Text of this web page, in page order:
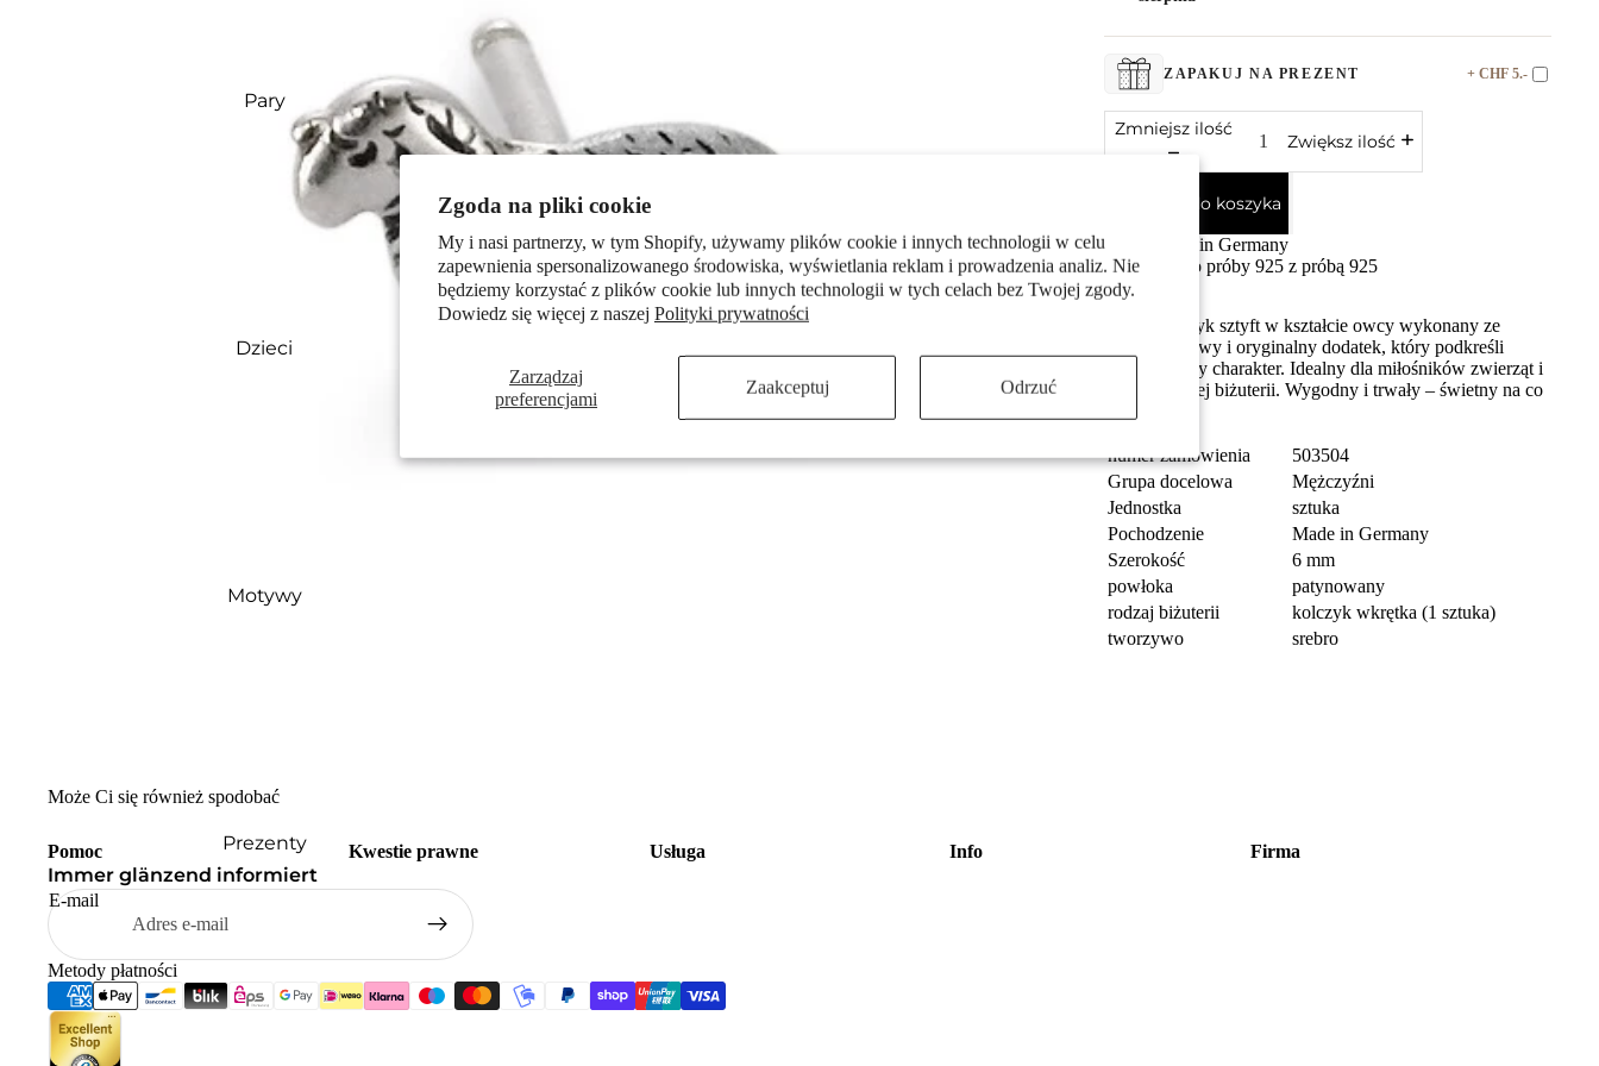
Zgoda na pliki cookie
My i nasi partnerzy, w tym Shopify, używamy plików cookie i innych technologii w celu
zapewnienia spersonalizowanego środowiska, wyświetlania reklam i prowadzenia analiz. Nie
będziemy korzystać z plików cookie lub innych technologii w tych celach bez Twojej zgody.
Dowiedz się więcej z naszej Polityki prywatności
Zarządzaj
preferencjami
Zaakceptuj Odrzuć
Pary
Dzieci
Motywy
Prezenty
ZAPAKUJ NA PREZENT + CHF 5.-
Zmniejsz ilość
Zwiększ ilość
Dodaj do koszyka
Made in Germany
Srebro próby 925 z próbą 925
Męski kolczyk sztyft w kształcie owcy wykonany ze
srebra. Stylowy i oryginalny dodatek, który podkreśli
indywidualny charakter. Idealny dla miłośników zwierząt i
nietuzinkowej biżuterii. Wygodny i trwały – świetny na co
numer zamówienia
503504
Grupa docelowa
Mężczyźni
Jednostka
sztuka
Pochodzenie
Made in Germany
Szerokość
6 mm
powłoka
patynowany
rodzaj biżuterii
kolczyk wkrętka (1 sztuka)
tworzywo
srebro
Może Ci się również spodobać
Pomoc Kwestie prawne Usługa Info Firma
Immer glänzend informiert
E-mail
Metody płatności